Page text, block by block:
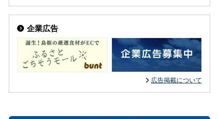
企業広告
広告掲載について